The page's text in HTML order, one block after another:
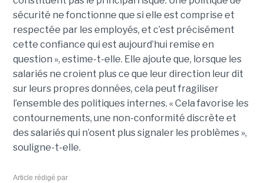
sécurité ne fonctionne que si elle est comprise et
respectée par les employés, et c’est précisément
cette confiance qui est aujourd’hui remise en
question », estime-t-elle. Elle ajoute que, lorsque les
salariés ne croient plus ce que leur direction leur dit
sur leurs propres données, cela peut fragiliser
l’ensemble des politiques internes. « Cela favorise les
contournements, une non-conformité discrète et
des salariés qui n’osent plus signaler les problèmes »,
souligne-t-elle.
Article rédigé par